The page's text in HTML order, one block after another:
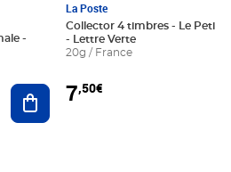
Ajouter au panier
La Poste
Collector 4 timbres - Le Petit
- Lettre Verte
20g / France
7,50€